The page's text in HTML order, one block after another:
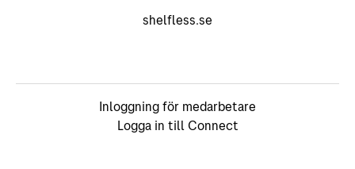
shelfless.se
Inloggning för medarbetare
Logga in till Connect